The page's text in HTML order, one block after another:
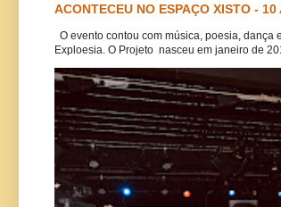
ACONTECEU NO ESPAÇO XISTO -
O evento contou com música, poesia,
Exploesia. O Projeto nasceu em janeiro de